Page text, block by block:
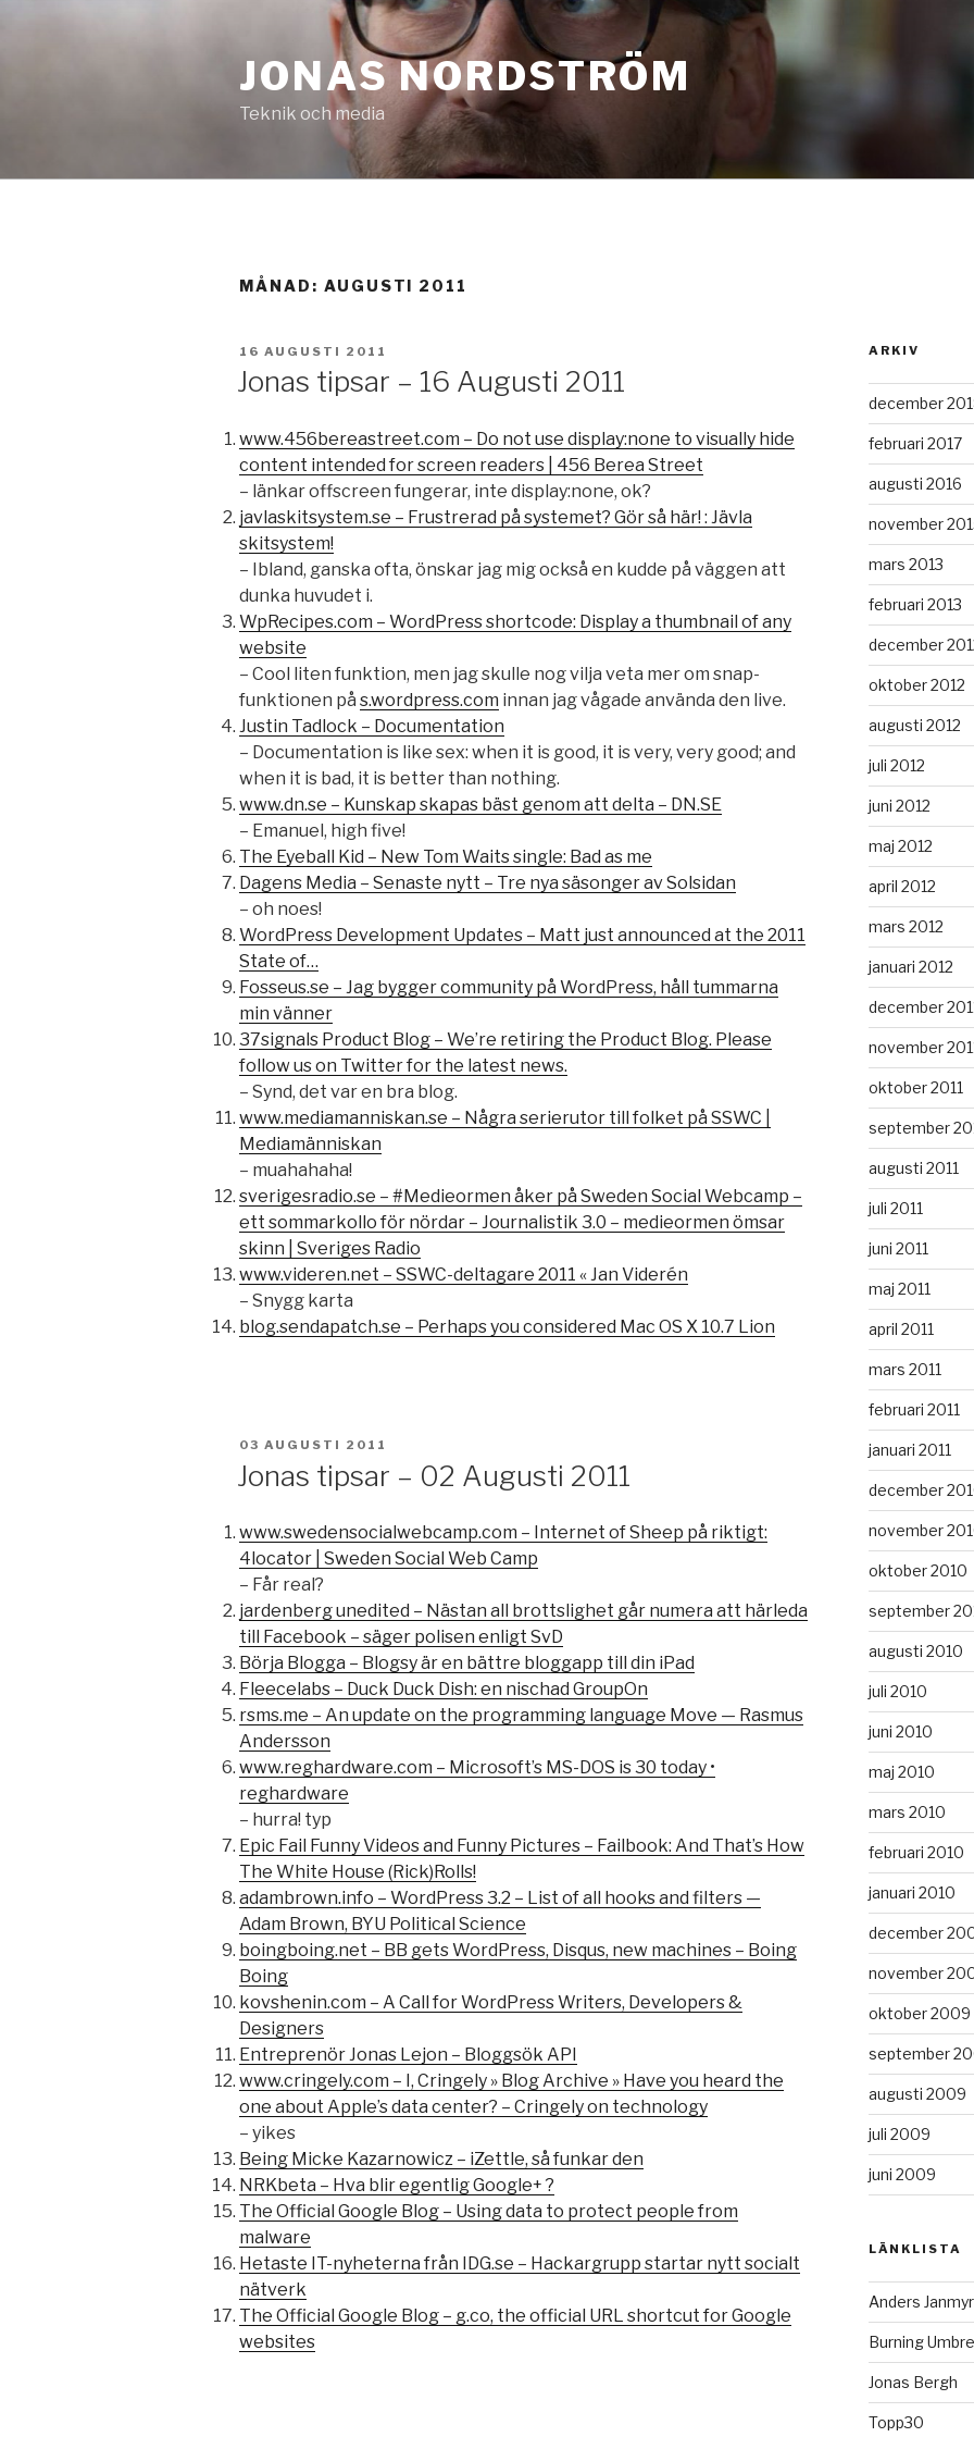
JONAS NORDSTRÖM
Teknik och media
MÅNAD: AUGUSTI 2011
PUBLICERAT
16 AUGUSTI 2011
Jonas tipsar – 16 Augusti 2011
www.456bereastreet.com – Do not use display:none to visually hide
content intended for screen readers | 456 Berea Street
– länkar offscreen fungerar, inte display:none, ok?
javlaskitsystem.se – Frustrerad på systemet? Gör så här! : Jävla
skitsystem!
– Ibland, ganska ofta, önskar jag mig också en kudde på väggen att
dunka huvudet i.
WpRecipes.com – WordPress shortcode: Display a thumbnail of any
website
– Cool liten funktion, men jag skulle nog vilja veta mer om snap-
funktionen på s.wordpress.com innan jag vågade använda den live.
Justin Tadlock – Documentation
– Documentation is like sex: when it is good, it is very, very good; and
when it is bad, it is better than nothing.
www.dn.se – Kunskap skapas bäst genom att delta – DN.SE
– Emanuel, high five!
The Eyeball Kid – New Tom Waits single: Bad as me
Dagens Media – Senaste nytt – Tre nya säsonger av Solsidan
– oh noes!
WordPress Development Updates – Matt just announced at the 2011
State of…
Fosseus.se – Jag bygger community på WordPress, håll tummarna
min vänner
37signals Product Blog – We’re retiring the Product Blog. Please
follow us on Twitter for the latest news.
– Synd, det var en bra blog.
www.mediamanniskan.se – Några serierutor till folket på SSWC |
Mediamänniskan
– muahahaha!
sverigesradio.se – #Medieormen åker på Sweden Social Webcamp –
ett sommarkollo för nördar – Journalistik 3.0 – medieormen ömsar
skinn | Sveriges Radio
www.videren.net – SSWC-deltagare 2011 « Jan Viderén
– Snygg karta
blog.sendapatch.se – Perhaps you considered Mac OS X 10.7 Lion
PUBLICERAT
03 AUGUSTI 2011
Jonas tipsar – 02 Augusti 2011
www.swedensocialwebcamp.com – Internet of Sheep på riktigt:
4locator | Sweden Social Web Camp
– Får real?
jardenberg unedited – Nästan all brottslighet går numera att härleda
till Facebook – säger polisen enligt SvD
Börja Blogga – Blogsy är en bättre bloggapp till din iPad
Fleecelabs – Duck Duck Dish: en nischad GroupOn
rsms.me – An update on the programming language Move — Rasmus
Andersson
www.reghardware.com – Microsoft’s MS-DOS is 30 today •
reghardware
– hurra! typ
Epic Fail Funny Videos and Funny Pictures – Failbook: And That’s How
The White House (Rick)Rolls!
adambrown.info – WordPress 3.2 – List of all hooks and filters —
Adam Brown, BYU Political Science
boingboing.net – BB gets WordPress, Disqus, new machines – Boing
Boing
kovshenin.com – A Call for WordPress Writers, Developers &
Designers
Entreprenör Jonas Lejon – Bloggsök API
www.cringely.com – I, Cringely » Blog Archive » Have you heard the
one about Apple’s data center? – Cringely on technology
– yikes
Being Micke Kazarnowicz – iZettle, så funkar den
NRKbeta – Hva blir egentlig Google+ ?
The Official Google Blog – Using data to protect people from
malware
Hetaste IT-nyheterna från IDG.se – Hackargrupp startar nytt socialt
nätverk
The Official Google Blog – g.co, the official URL shortcut for Google
websites
ARKIV
december
februari 2017
augusti 2016
november
mars 2013
februari 2013
december
oktober 2012
augusti 2012
juli 2012
juni 2012
maj 2012
april 2012
mars 2012
januari 2012
december
november
oktober 2011
september
augusti 2011
juli 2011
juni 2011
maj 2011
april 2011
mars 2011
februari 2011
januari 2011
december
november
oktober 2010
september
augusti 2010
juli 2010
juni 2010
maj 2010
mars 2010
februari 2010
januari 2010
december
november
oktober 2009
september
augusti 2009
juli 2009
juni 2009
LÄNKLISTA
Anders Janmyr
Burning
Jonas Bergh
Topp30